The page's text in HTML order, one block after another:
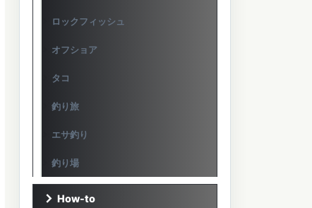
ロックフィッシュ
オフショア
タコ
釣り旅
エサ釣り
釣り場
How-to